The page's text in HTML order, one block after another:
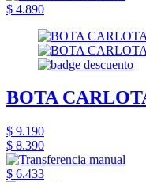
$ 4.890
BOTA
$ 9.190
$ 8.390
$ 6.433